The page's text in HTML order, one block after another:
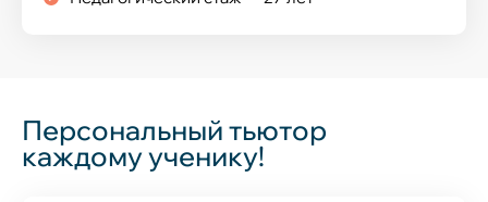
Персональный тьютор
каждому ученику!